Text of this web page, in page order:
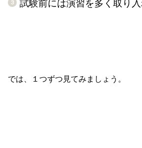
試験前には演習を多く取り
では、１つずつ見てみましょう。